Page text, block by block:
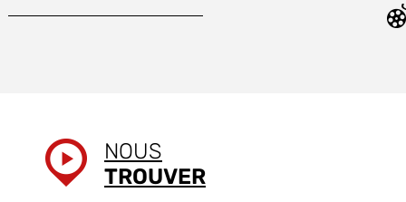
NOUS
TROUVER